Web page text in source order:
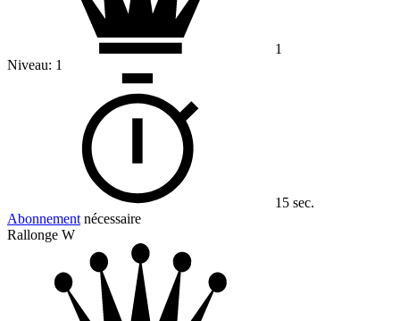
1
Niveau: 1
15 sec.
Abonnement nécessaire
Rallonge W